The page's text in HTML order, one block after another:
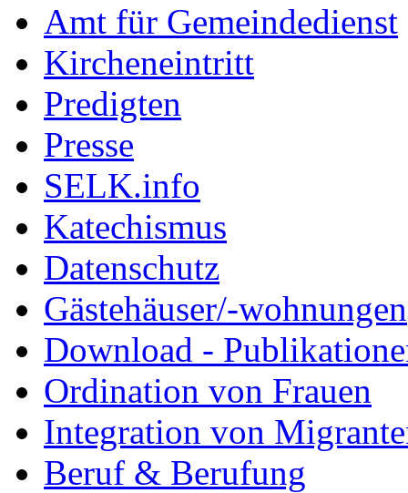
Amt für Gemeindedienst
Kircheneintritt
Predigten
Presse
SELK.info
Katechismus
Datenschutz
Gästehäuser/-wohnungen
Download -
Ordination von Frauen
Integration von
Beruf & Berufung